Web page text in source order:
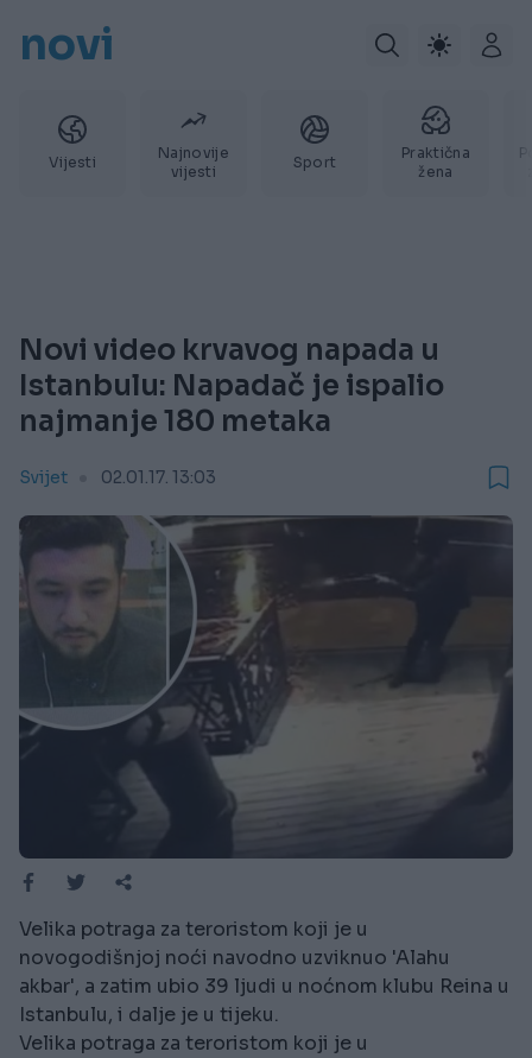
novi
Vijesti
Najnovije
vijesti
Sport
Praktična
žena
Novi video krvavog napada u
Istanbulu: Napadač je ispalio
najmanje 180 metaka
Svijet 02.01.17. 13:03
Velika potraga za teroristom koji je u
novogodišnjoj noći navodno uzviknuo 'Alahu
akbar', a zatim ubio 39 ljudi u noćnom klubu Reina u
Istanbulu, i dalje je u tijeku.
Velika potraga za teroristom koji je u